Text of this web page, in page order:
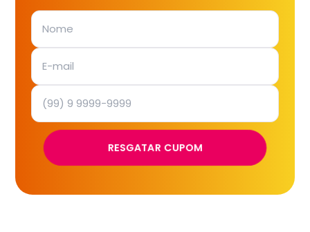
RESGATAR CUPOM